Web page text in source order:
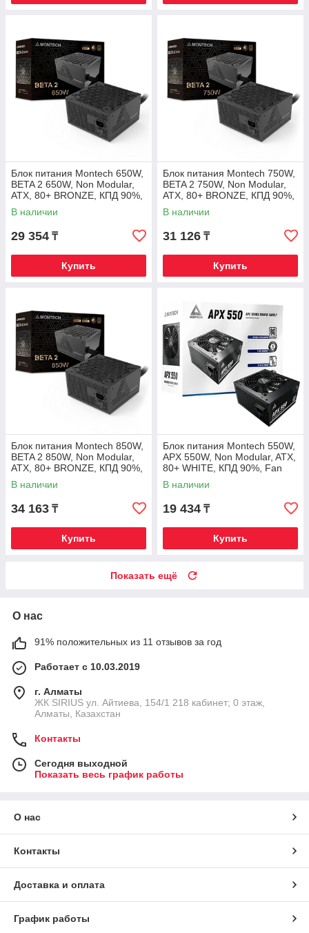
Блок питания Montech 650W,
BETA 2 650W, Non Modular,
ATX, 80+ BRONZE, КПД 90%,
Fan 120mm, Черный
В наличии
29 354 ₸
Купить
Блок питания Montech 750W,
BETA 2 750W, Non Modular,
ATX, 80+ BRONZE, КПД 90%,
Fan 120mm, Черный
В наличии
31 126 ₸
Купить
Блок питания Montech 850W,
BETA 2 850W, Non Modular,
ATX, 80+ BRONZE, КПД 90%,
Fan 120mm, Черный
В наличии
34 163 ₸
Купить
Блок питания Montech 550W,
APX 550W, Non Modular, ATX,
80+ WHITE, КПД 90%, Fan
120mm, Черный
В наличии
19 434 ₸
Купить
Показать ещё
О нас
91% положительных из 11 отзывов за год
Работает с 10.03.2019
г. Алматы
​ЖК SIRIUS​ ул. Айтиева, 154/1​ 218 кабинет; 0 этаж,
Алматы, Казахстан
Контакты
Сегодня выходной
Показать весь график работы
О нас
Контакты
Доставка и оплата
График работы